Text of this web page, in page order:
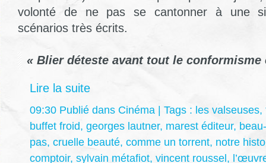
volonté de ne pas se cantonner à une
scénarios très écrits.
« Blier déteste avant tout le conformisme
Lire la suite
09:30 Publié dans Cinéma | Tags : les valseuses,
buffet froid, georges lautner, marest éditeur,
pas, cruelle beauté, comme un torrent, notre
comptoir, sylvain métafiot, vincent roussel,